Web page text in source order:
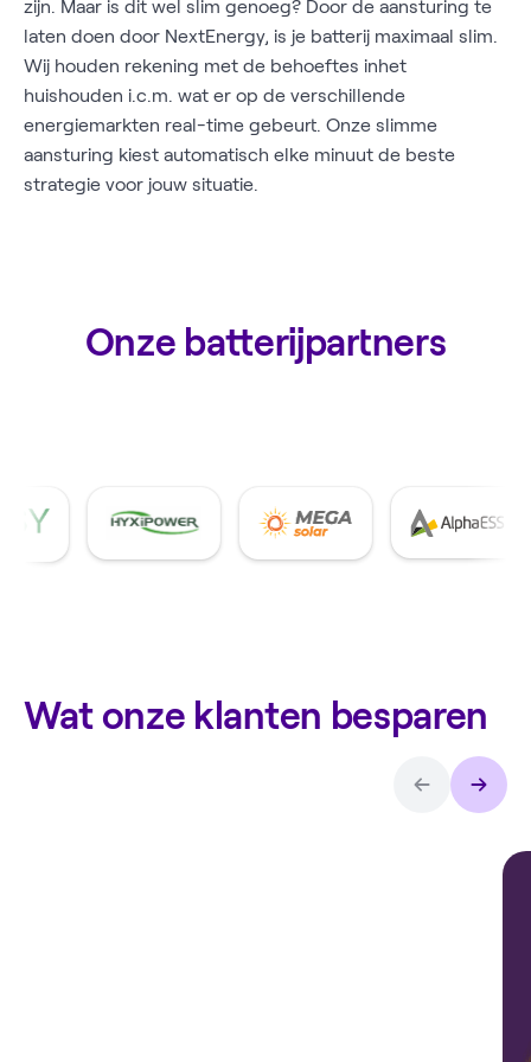
zijn. Maar is dit wel slim genoeg? Door de aansturing te
laten doen door NextEnergy, is je batterij maximaal slim.
Wij houden rekening met de behoeftes inhet
huishouden i.c.m. wat er op de verschillende
energiemarkten real-time gebeurt. Onze slimme
aansturing kiest automatisch elke minuut de beste
strategie voor jouw situatie.
Onze batterijpartners
Wat onze klanten besparen